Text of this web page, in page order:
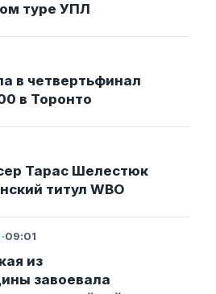
туре УПЛ
в четвертьфинал
в Торонто
Тарас Шелестюк
титул WBO
·09:01
из
завоевала